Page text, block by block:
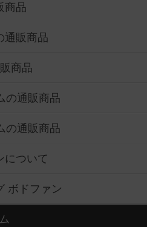
商品
通販商品
商品
の通販商品
の通販商品
について
ボドファン